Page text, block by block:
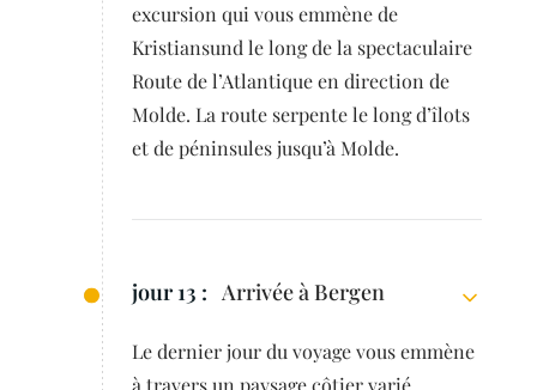
excursion qui vous emmène de
Kristiansund le long de la spectaculaire
Route de l’Atlantique en direction de
Molde. La route serpente le long d’îlots
et de péninsules jusqu’à Molde.
jour 13 : Arrivée à Bergen
Le dernier jour du voyage vous emmène
à travers un paysage côtier varié